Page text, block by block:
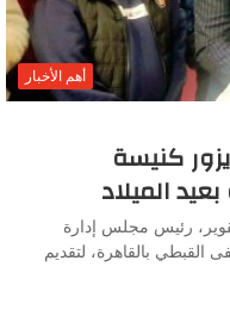
أهم الأخبار
كنيسة
الميلاد
رئيس مجلس إدارة
القبطي بالقاهرة، لتقديم